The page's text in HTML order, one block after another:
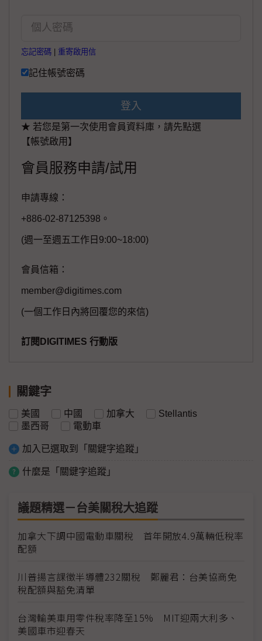
忘記密碼 重寄啟用信
記住帳號密碼
登入
★ 若您是第一次使用會員資料庫，請先點選
【帳號啟用】
會員服務申請/試用
申請專線：
+886-02-87125398。
(週一至週五工作日9:00~18:00)
會員信箱：
member@digitimes.com
(一個工作日內將回覆您的來信)
訂閱DIGITIMES 行動版
關鍵字
美國 中國 加拿大
Stellantis
墨西哥
電動車
加入已選取到「關鍵字追蹤」
什麼是「關鍵字追蹤」
議題精選－台美關稅大追蹤
加拿大下調中國電動車關稅 首年開放4.9萬輛低稅率
配額
川普揚言課徵半導體232關稅 鄭麗君：台美協商免
稅配額與豁免清單
台灣輸美車用零件稅率降至15% MIT迎兩大利多、
美國車市迎春天